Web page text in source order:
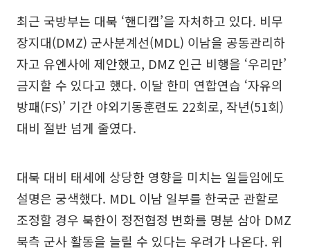
최근 국방부는 대북 ‘핸디캡’을 자처하고 있다. 비무
장지대(DMZ) 군사분계선(MDL) 이남을 공동관리하
자고 유엔사에 제안했고, DMZ 인근 비행을 ‘우리만’
금지할 수 있다고 했다. 이달 한미 연합연습 ‘자유의
방패(FS)’ 기간 야외기동훈련도 22회로, 작년(51회)
대비 절반 넘게 줄였다.
대북 대비 태세에 상당한 영향을 미치는 일들임에도
설명은 궁색했다. MDL 이남 일부를 한국군 관할로
조정할 경우 북한이 정전협정 변화를 명분 삼아 DMZ
북측 군사 활동을 늘릴 수 있다는 우려가 나온다. 위